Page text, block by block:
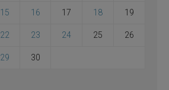
15 16 17 18 19
22 23 24 25 26
29 30